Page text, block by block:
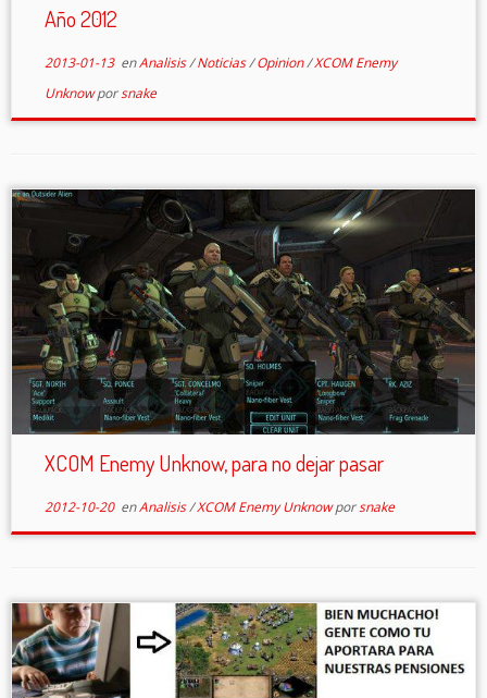
Año 2012
2013-01-13enAnalisis/Noticias/Opinion/XCOM Enemy
Unknowporsnake
XCOM Enemy Unknow, para no dejar pasar
2012-10-20enAnalisis/XCOM Enemy Unknowporsnake